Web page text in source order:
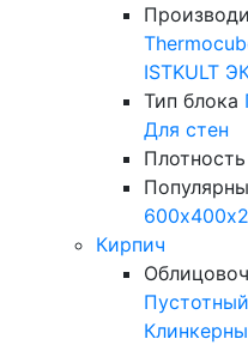
ISTKULT
Тип блока
Для стен
Плотность
Кирпич
Пустотный